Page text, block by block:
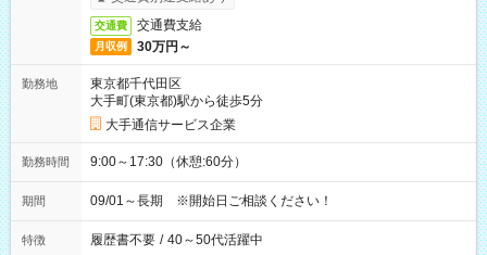
交通費 交通費支給
月収例 30万円～
勤務地
東京都千代田区
大手町(東京都)駅から徒歩5分
大手通信サービス企業
勤務時間 9:00～17:30（休憩:60分）
期間 09/01～長期 ※開始日ご相談ください！
特徴 履歴書不要 / 40～50代活躍中